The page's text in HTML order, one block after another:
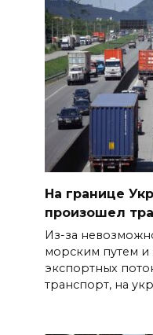
На границе
произошел
Из-за
морским путем и
экспортных
транспорт, на